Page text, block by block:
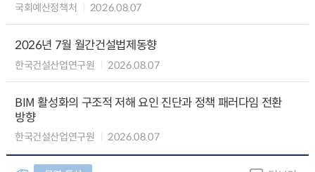
국회예산정책처 2026.08.07
2026년 7월 월간건설법제동향
한국건설산업연구원 2026.08.07
BIM 활성화의 구조적 저해 요인 진단과 정책 패러다임 전환
방향
한국건설산업연구원 2026.08.07